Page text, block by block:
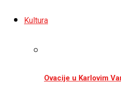
Kultura
Ovacije u Karlovim